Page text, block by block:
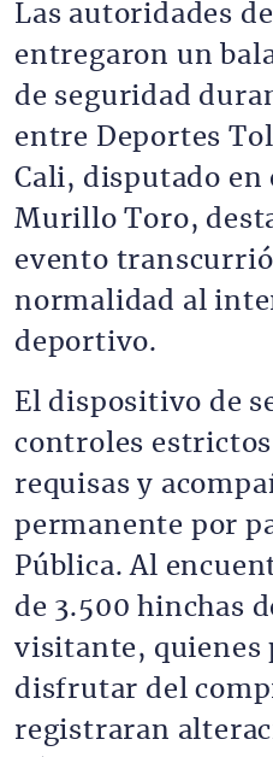
Las autoridades
entregaron un
de seguridad
entre Deportes
Cali, disputado en
Murillo Toro,
evento
normalidad al
deportivo.
El dispositivo de
controles
requisas y
permanente por
Pública. Al
de 3.500 hinchas
visitante, quienes
disfrutar del
registraran